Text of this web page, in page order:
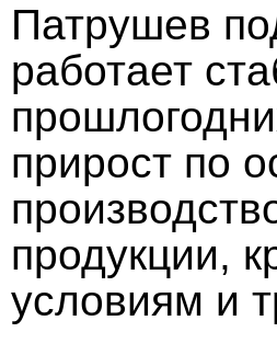
Патрушев
работает
прирост по
продукции,
условиям и